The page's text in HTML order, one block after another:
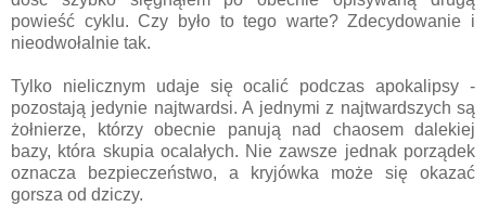
powieść cyklu. Czy było to tego warte? Zdecydowanie i
nieodwołalnie tak.
Tylko nielicznym udaje się ocalić podczas apokalipsy -
pozostają jedynie najtwardsi. A jednymi z najtwardszych są
żołnierze, którzy obecnie panują nad chaosem dalekiej
bazy, która skupia ocalałych. Nie zawsze jednak porządek
oznacza bezpieczeństwo, a kryjówka może się okazać
gorsza od dziczy.